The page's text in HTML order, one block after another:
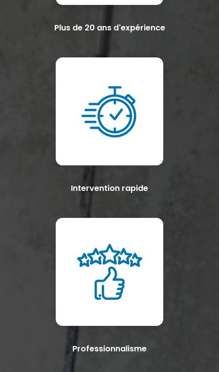
Plus de 20 ans d'expérience
Intervention rapide
Professionnalisme